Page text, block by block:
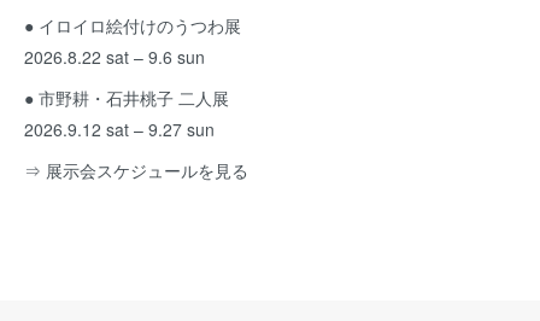
● イロイロ絵付けのうつわ展
2026.8.22 sat – 9.6 sun
● 市野耕・石井桃子 二人展
2026.9.12 sat – 9.27 sun
⇒ 展示会スケジュールを見る